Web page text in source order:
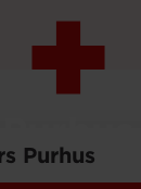
i
Purhus